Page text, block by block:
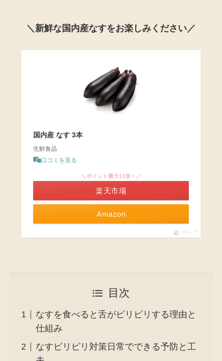
＼新鮮な国内産なすをお楽しみください／
国内産 なす 3本
生鮮食品
口コミを見る
Amazon
＼ポイント最大11倍！／
楽天市場
ポチップ
目次
なすを食べると舌がピリピリする理由と
仕組み
なすピリピリ対策日常でできる予防と工